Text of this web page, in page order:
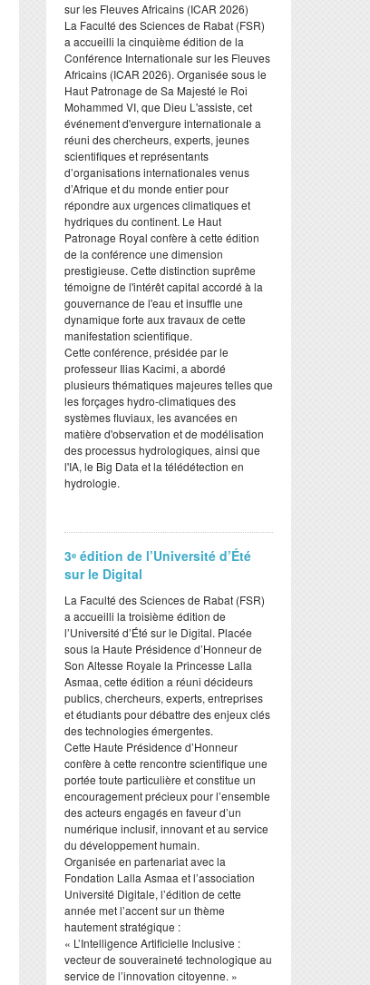
sur les Fleuves Africains (ICAR 2026)
​La Faculté des Sciences de Rabat (FSR)
a accueilli la cinquième édition de la
Conférence Internationale sur les Fleuves
Africains (ICAR 2026). Organisée sous le
Haut Patronage de Sa Majesté le Roi
Mohammed VI, que Dieu L'assiste, cet
événement d'envergure internationale a
réuni des chercheurs, experts, jeunes
scientifiques et représentants
d’organisations internationales venus
d’Afrique et du monde entier pour
répondre aux urgences climatiques et
hydriques du continent. Le Haut
Patronage Royal confère à cette édition
de la conférence une dimension
prestigieuse. Cette distinction suprême
témoigne de l'intérêt capital accordé à la
gouvernance de l'eau et insuffle une
dynamique forte aux travaux de cette
manifestation scientifique.
​Cette conférence, présidée par le
professeur Ilias Kacimi, a abordé
plusieurs thématiques majeures telles que
les forçages hydro-climatiques des
systèmes fluviaux, les avancées en
matière d'observation et de modélisation
des processus hydrologiques, ainsi que
l'IA, le Big Data et la télédétection en
hydrologie.
3ᵉ édition de l’Université d’Été
sur le Digital
​La Faculté des Sciences de Rabat (FSR)
a accueilli la troisième édition de
l’Université d’Été sur le Digital. Placée
sous la Haute Présidence d’Honneur de
Son Altesse Royale la Princesse Lalla
Asmaa, cette édition a réuni décideurs
publics, chercheurs, experts, entreprises
et étudiants pour débattre des enjeux clés
des technologies émergentes.
​Cette Haute Présidence d’Honneur
confère à cette rencontre scientifique une
portée toute particulière et constitue un
encouragement précieux pour l’ensemble
des acteurs engagés en faveur d’un
numérique inclusif, innovant et au service
du développement humain.
​Organisée en partenariat avec la
Fondation Lalla Asmaa et l’association
Université Digitale, l’édition de cette
année met l’accent sur un thème
hautement stratégique :
​« L’Intelligence Artificielle Inclusive :
vecteur de souveraineté technologique au
service de l’innovation citoyenne. »